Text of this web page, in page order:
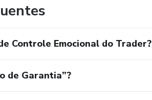
Controle Emocional do Trader?
de Garantia”?